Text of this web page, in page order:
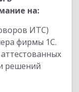
на:
ИТС)
фирмы 1С.
решений